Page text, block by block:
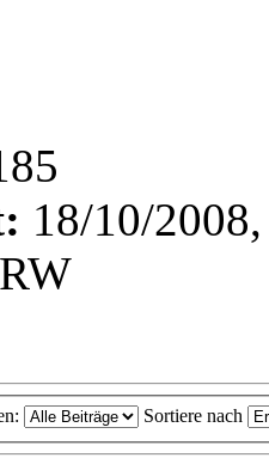
18/10/
Sortiere nach